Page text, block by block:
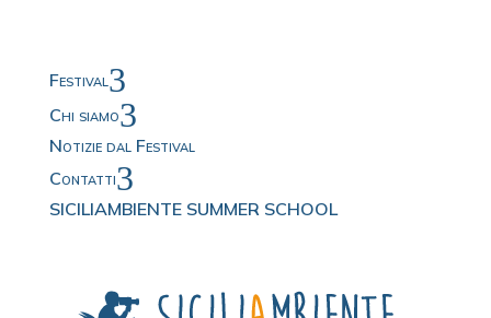
Festival3
Chi siamo3
Notizie dal Festival
Contatti3
SICILIAMBIENTE SUMMER SCHOOL